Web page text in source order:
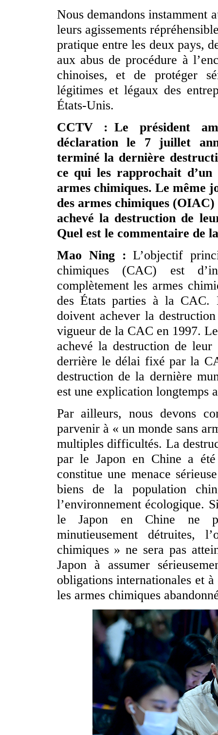
Nous demandons instamment
leurs agissements
pratique entre les deux pays,
aux abus de procédure à
chinoises, et de protéger
légitimes et légaux des
États-Unis.
CCTV : Le président
déclaration le 7 juillet
terminé la dernière
ce qui les rapprochait d’un
armes chimiques. Le même
des armes chimiques
achevé la destruction de
Quel est le commentaire de
Mao Ning : L’objectif
chimiques (CAC) est
complètement les armes
des États parties à la CAC.
doivent achever la
vigueur de la CAC en 1997.
achevé la destruction de
derrière le délai fixé par la
destruction de la dernière
est une explication longtemps
Par ailleurs, nous devons
parvenir à « un monde sans
multiples difficultés. La
par le Japon en Chine a
constitue une menace
biens de la population
l’environnement écologique.
le Japon en Chine ne
minutieusement détruites,
chimiques » ne sera pas
Japon à assumer
obligations internationales et
les armes chimiques